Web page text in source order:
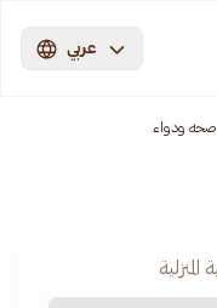
عربي
صحه ودواء